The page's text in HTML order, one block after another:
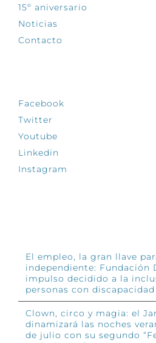
15º aniversario
Noticias
Contacto
Facebook
Twitter
Youtube
Linkedin
Instagram
El empleo, la gran llave
independiente: Fundación
impulso decidido a la
personas con discapacidad
Clown, circo y magia: el
dinamizará las noches
de julio con su segundo